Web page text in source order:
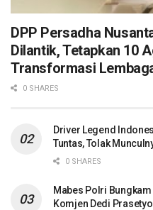
DPP Persadha
Dilantik, Tetapkan 10
Transformasi
0 SHARES
Driver Legend
Tuntas, Tolak
0 SHARES
Mabes Polri
Komjen Dedi